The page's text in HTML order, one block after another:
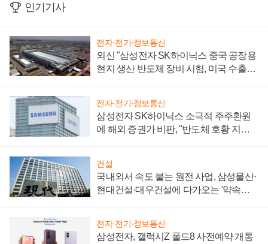
인기기사
전자·전기·정보통신
외신 "삼성전자 SK하이닉스 중국 공장용
현지 생산 반도체 장비 시험, 미국 수출통
전자·전기·정보통신
삼성전자 SK하이닉스 소극적 주주환원
에 해외 증권가 비판, "반도체 호황 지속
건설
국내외서 속도 붙는 원전 사업, 삼성물산·
현대건설·대우건설에 다가오는 '약속의
전자·전기·정보통신
삼성전자, 갤럭시Z 폴드8 사전예약 개통